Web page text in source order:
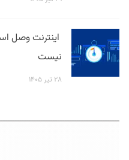
اینترنت وصل
نیست
۲۸ تیر ۱۴۰۵